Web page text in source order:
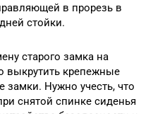
в прорезь в
стойки.
старого замка на
выкрутить крепежные
замки. Нужно учесть, что
снятой спинке сиденья